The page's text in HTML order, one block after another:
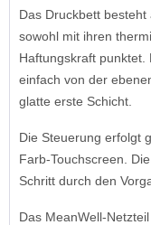
Das Druckbett
sowohl mit ihren
Haftungskraft punktet.
einfach von der
glatte erste Schicht.
Die Steuerung erfolgt
Farb-Touchscreen.
Schritt durch den
Das MeanWell-